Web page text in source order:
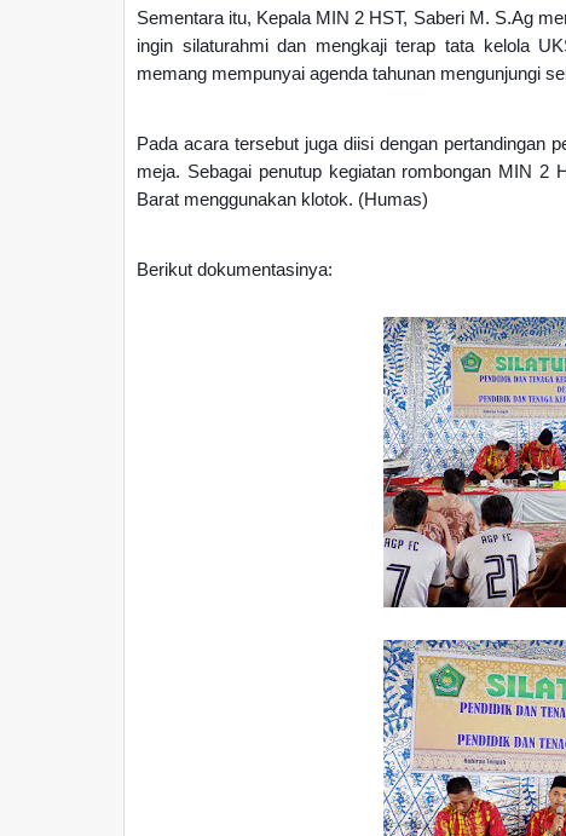
Sementara itu, Kepala MIN 2 HST, Saberi M. S.Ag
ingin silaturahmi dan mengkaji terap tata kelola
memang mempunyai agenda tahunan mengunjungi
Pada acara tersebut juga diisi dengan pertandingan
meja. Sebagai penutup kegiatan rombongan MIN 2
Barat menggunakan klotok. (Humas)
Berikut dokumentasinya: